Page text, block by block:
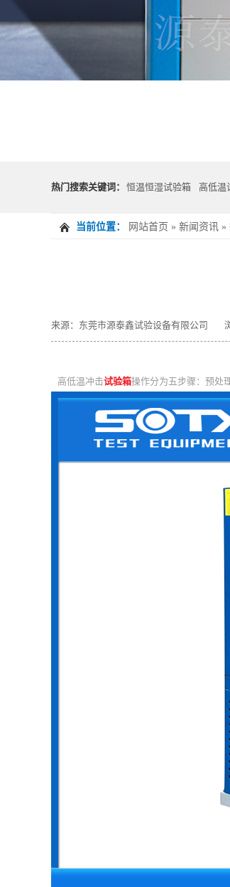
热门搜索关键词： 恒温恒湿试验箱 高低温
当前位置： 网站首页 » 新闻资讯 »
来源：东莞市源泰鑫试验设备有限公司
高低温冲击试验箱操作分为五步骤：预处